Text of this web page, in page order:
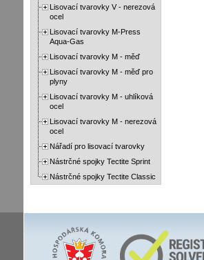
Lisovací tvarovky V - nerezová
ocel
Lisovací tvarovky M-Press
Aqua-Gas
Lisovací tvarovky M - měď
Lisovací tvarovky M - měď pro
plyny
Lisovací tvarovky M - uhlíková
ocel
Lisovací tvarovky M - nerezová
ocel
Nářadí pro lisovací tvarovky
Nástrčné spojky Tectite Sprint
Nástrčné spojky Tectite Classic